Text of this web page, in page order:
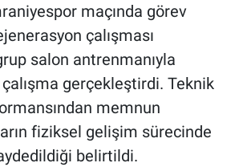
maçında görev
çalışması
salon antrenmanıyla
gerçekleştirdi. Teknik
memnun
fiziksel gelişim sürecinde
belirtildi.